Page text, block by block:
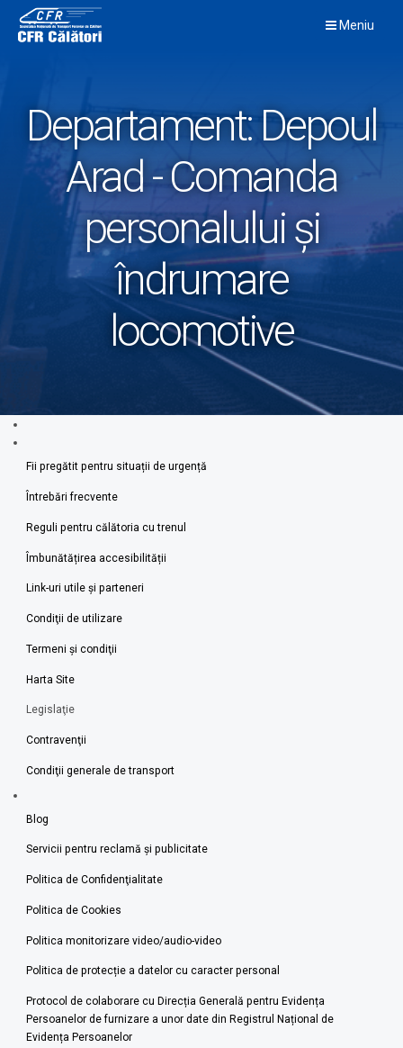
content
Meniu
Departament: Depoul
Arad - Comanda
personalului şi
îndrumare
locomotive
Fii pregătit pentru situații de urgență
Întrebări frecvente
Reguli pentru călătoria cu trenul
Îmbunătățirea accesibilității
Link-uri utile şi parteneri
Condiţii de utilizare
Termeni şi condiţii
Harta Site
Legislaţie
Contravenţii
Condiţii generale de transport
Blog
Servicii pentru reclamă și publicitate
Politica de Confidenţialitate
Politica de Cookies
Politica monitorizare video/audio-video
Politica de protecție a datelor cu caracter personal
Protocol de colaborare cu Direcția Generală pentru Evidența
Persoanelor de furnizare a unor date din Registrul Național de
Evidența Persoanelor